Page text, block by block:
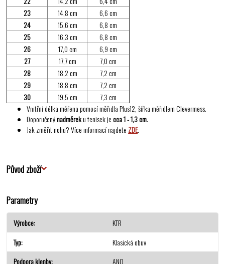
23
14,8 cm
6,6 cm
24
15,6 cm
6,8 cm
25
16,3 cm
6,8 cm
26
17,0 cm
6,9 cm
27
17,7 cm
7,0 cm
28
18,2 cm
7,2 cm
29
18,8 cm
7,2 cm
30
19,5 cm
7,3 cm
Vnitřní délka měřena pomocí měřidla Plus12, šířka měřidlem Clevermess.
Doporučenýnadměreku tenisek jecca 1 - 1,3 cm.
Jak změřit nohu? Více informací najdete ZDE.
Původ zboží
Parametry
Výrobce
KTR
Typ
Klasická obuv
Podpora klenby
ANO